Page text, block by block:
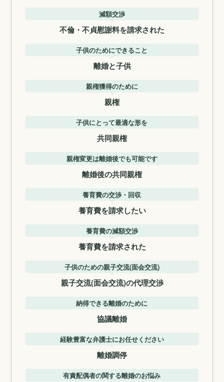
減額交渉
不倫・不貞慰謝料を請求された
子供のためにできること
離婚と子供
親権獲得のために
親権
子供にとって最適な形を
共同親権
親権変更は離婚後でも可能です
離婚後の共同親権
養育費の交渉・回収
養育費を請求したい
養育費の減額交渉
養育費を請求された
子供のための親子交流(面会交流)
親子交流(面会交流)の代理交渉
納得できる離婚のために
協議離婚
経験豊富な弁護士にお任せください
離婚調停
有責配偶者の関する離婚のお悩み